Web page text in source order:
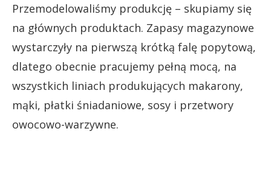
Przemodelowaliśmy produkcję – skupiamy się
na głównych produktach. Zapasy magazynowe
wystarczyły na pierwszą krótką falę popytową,
dlatego obecnie pracujemy pełną mocą, na
wszystkich liniach produkujących makarony,
mąki, płatki śniadaniowe, sosy i przetwory
owocowo-warzywne.